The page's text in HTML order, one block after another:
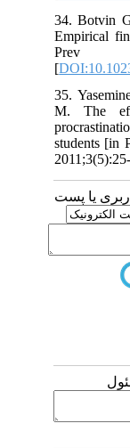
34.
Empirical
Prev
[
35.
M. The
students
یا پست